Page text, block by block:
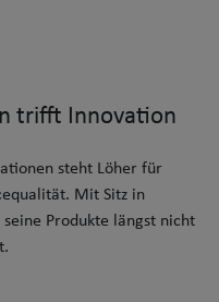
trifft Innovation
steht Löher für
Mit Sitz in
Produkte längst nicht